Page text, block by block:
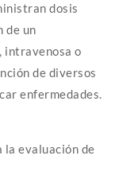
dosis
de un
intravenosa o
de diversos
enfermedades.
la evaluación de